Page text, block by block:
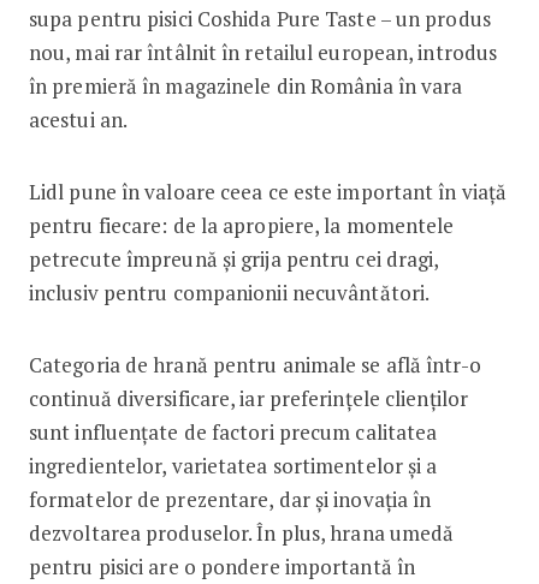
supa pentru pisici Coshida Pure Taste – un produs
nou, mai rar întâlnit în retailul european, introdus
în premieră în magazinele din România în vara
acestui an.
Lidl pune în valoare ceea ce este important în viață
pentru fiecare: de la apropiere, la momentele
petrecute împreună și grija pentru cei dragi,
inclusiv pentru companionii necuvântători.
Categoria de hrană pentru animale se află într-o
continuă diversificare, iar preferințele clienților
sunt influențate de factori precum calitatea
ingredientelor, varietatea sortimentelor și a
formatelor de prezentare, dar și inovația în
dezvoltarea produselor. În plus, hrana umedă
pentru pisici are o pondere importantă în